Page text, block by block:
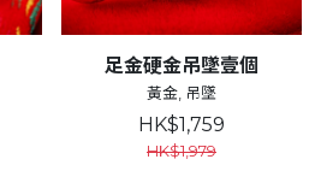
足金硬金吊墜壹個
黃金, 吊墜
HK$1,759
HK$1,979